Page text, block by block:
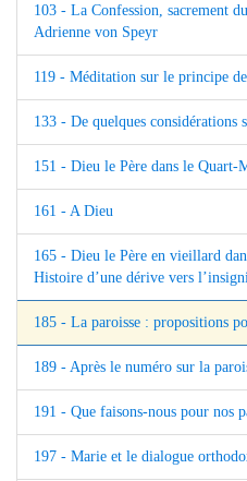
103 - La Confession, sacrement
Adrienne von Speyr
119 - Méditation sur le principe
133 - De quelques considérations
151 - Dieu le Père dans le Quart-
161 - A Dieu
165 - Dieu le Père en vieillard
Histoire d’une dérive vers
185 - La paroisse : propositions
189 - Après le numéro sur la
191 - Que faisons-nous pour nos
197 - Marie et le dialogue